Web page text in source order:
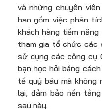
và những chuyên
bao gồm việc phân
khách hàng tiềm
tham gia tổ chức các
sử dụng các công cụ
bạn học hỏi bằng
tế quý báu mà không
lại, đảm bảo nền
sau này.